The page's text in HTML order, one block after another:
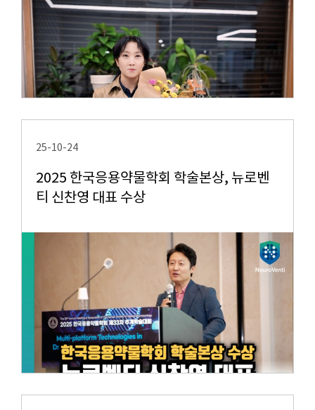
25-10-24
2025 한국응용약물학회 학술본상, 뉴로벤
티 신찬영 대표 수상